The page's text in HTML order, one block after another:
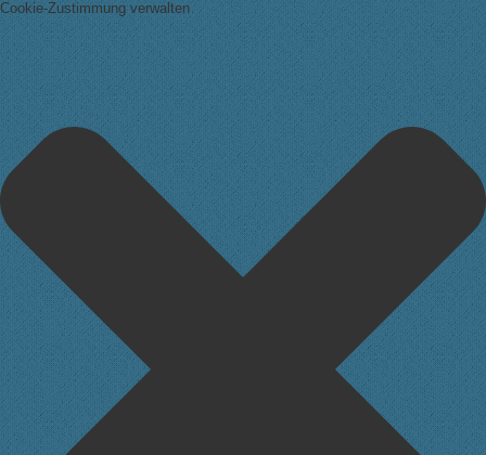
Cookie-Zustimmung verwalten